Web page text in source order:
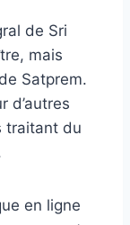
de Sri
mais
Satprem.
d’autres
traitant du
en ligne